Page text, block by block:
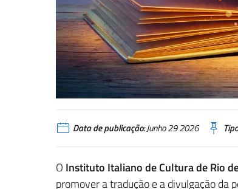
Data de publicação:Junho 29 2026
O Instituto Italiano de Cultura de Rio
promover a tradução e a divulgação da